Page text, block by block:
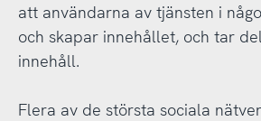
att användarna av tjänsten i
och skapar innehållet, och tar
innehåll.
Flera av de största sociala